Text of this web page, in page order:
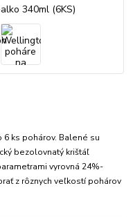
ks pohárov. Balené su
bezolovnatý krištáľ
vyrovná 24%-
z rôznych veľkostí pohárov